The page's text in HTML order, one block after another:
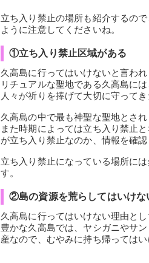
立ち入り禁止の場所も紹介するの
ように注意してくださいね。
①立ち入り禁止区域がある
久高島に行ってはいけないと言わ
リチュアルな聖地である久高島に
人々が祈りを捧げて大切に守って
久高島の中で最も神聖な聖地とさ
また時期によっては立ち入り禁止
が立ち入り禁止なのか、情報を確認
立ち入り禁止になっている場所に
す。
②島の資源を荒らしてはいけな
久高島に行ってはいけない理由とし
豊かな久高島では、ヤシガニやサ
産なので、むやみに持ち帰ってはい